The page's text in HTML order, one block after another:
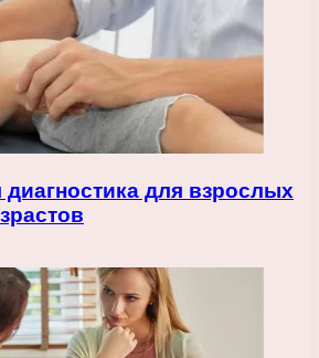
диагностика для взрослых